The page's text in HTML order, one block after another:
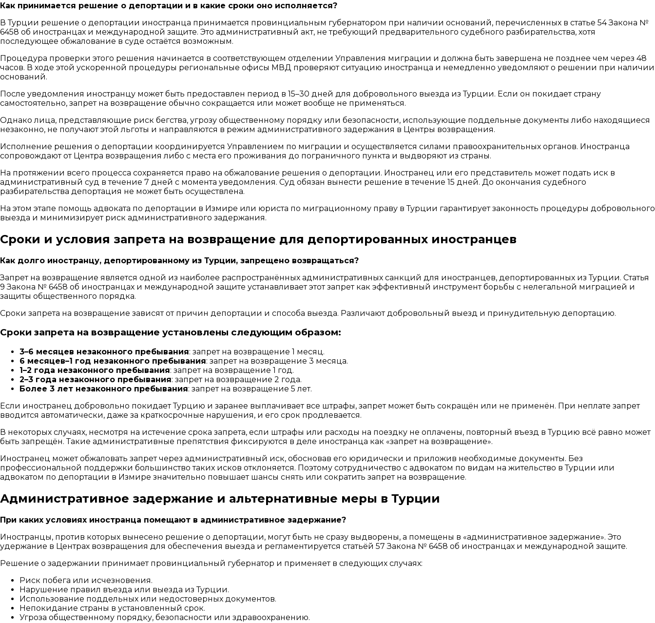
Как принимается решение о депортации и в какие сроки оно исполняется?
В Турции решение о депортации иностранца принимается провинциальным губернатором при наличии оснований, перечисленных в статье 54 Закона №
6458 об иностранцах и международной защите. Это административный акт, не требующий предварительного судебного разбирательства, хотя
последующее обжалование в суде остаётся возможным.
Процедура проверки этого решения начинается в соответствующем отделении Управления миграции и должна быть завершена не позднее чем через 48
часов. В ходе этой ускоренной процедуры региональные офисы МВД проверяют ситуацию иностранца и немедленно уведомляют о решении при наличии
оснований.
После уведомления иностранцу может быть предоставлен период в 15–30 дней для добровольного выезда из Турции. Если он покидает страну
самостоятельно, запрет на возвращение обычно сокращается или может вообще не применяться.
Однако лица, представляющие риск бегства, угрозу общественному порядку или безопасности, использующие поддельные документы либо находящиеся
незаконно, не получают этой льготы и направляются в режим административного задержания в Центры возвращения.
Исполнение решения о депортации координируется Управлением по миграции и осуществляется силами правоохранительных органов. Иностранца
сопровождают от Центра возвращения либо с места его проживания до пограничного пункта и выдворяют из страны.
На протяжении всего процесса сохраняется право на обжалование решения о депортации. Иностранец или его представитель может подать иск в
административный суд в течение 7 дней с момента уведомления. Суд обязан вынести решение в течение 15 дней. До окончания судебного
разбирательства депортация не может быть осуществлена.
На этом этапе помощь адвоката по депортации в Измире или юриста по миграционному праву в Турции гарантирует законность процедуры добровольного
выезда и минимизирует риск административного задержания.
Сроки и условия запрета на возвращение для депортированных иностранцев
Как долго иностранцу, депортированному из Турции, запрещено возвращаться?
Запрет на возвращение является одной из наиболее распространённых административных санкций для иностранцев, депортированных из Турции. Статья
9 Закона № 6458 об иностранцах и международной защите устанавливает этот запрет как эффективный инструмент борьбы с нелегальной миграцией и
защиты общественного порядка.
Сроки запрета на возвращение зависят от причин депортации и способа выезда. Различают добровольный выезд и принудительную депортацию.
Сроки запрета на возвращение установлены следующим образом:
3–6 месяцев незаконного пребывания: запрет на возвращение 1 месяц.
6 месяцев–1 год незаконного пребывания: запрет на возвращение 3 месяца.
1–2 года незаконного пребывания: запрет на возвращение 1 год.
2–3 года незаконного пребывания: запрет на возвращение 2 года.
Более 3 лет незаконного пребывания: запрет на возвращение 5 лет.
Если иностранец добровольно покидает Турцию и заранее выплачивает все штрафы, запрет может быть сокращён или не применён. При неплате запрет
вводится автоматически, даже за краткосрочные нарушения, и его срок продлевается.
В некоторых случаях, несмотря на истечение срока запрета, если штрафы или расходы на поездку не оплачены, повторный въезд в Турцию всё равно может
быть запрещён. Такие административные препятствия фиксируются в деле иностранца как «запрет на возвращение».
Иностранец может обжаловать запрет через административный иск, обосновав его юридически и приложив необходимые документы. Без
профессиональной поддержки большинство таких исков отклоняется. Поэтому сотрудничество с адвокатом по видам на жительство в Турции или
адвокатом по депортации в Измире значительно повышает шансы снять или сократить запрет на возвращение.
Административное задержание и альтернативные меры в Турции
При каких условиях иностранца помещают в административное задержание?
Иностранцы, против которых вынесено решение о депортации, могут быть не сразу выдворены, а помещены в «административное задержание». Это
удержание в Центрах возвращения для обеспечения выезда и регламентируется статьёй 57 Закона № 6458 об иностранцах и международной защите.
Решение о задержании принимает провинциальный губернатор и применяет в следующих случаях:
Риск побега или исчезновения.
Нарушение правил въезда или выезда из Турции.
Использование поддельных или недостоверных документов.
Непокидание страны в установленный срок.
Угроза общественному порядку, безопасности или здравоохранению.